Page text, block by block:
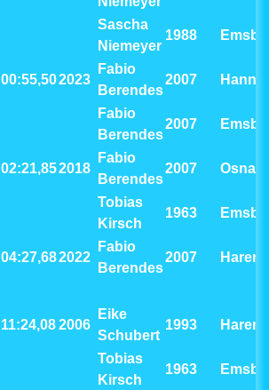
Sascha
Niemeyer
1988
00:55,502023
Fabio
Berendes
2007
Fabio
Berendes
2007
02:21,852018
Fabio
Berendes
2007
Tobias
Kirsch
1963
04:27,682022
Fabio
Berendes
2007 Haren
11:24,082006
Eike
Schubert
1993 Haren
Tobias
Kirsch
1963